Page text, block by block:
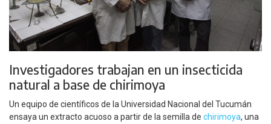
Investigadores trabajan en un insecticida
natural a base de chirimoya
Un equipo de científicos de la Universidad Nacional del Tucumán
ensaya un extracto acuoso a partir de la semilla de chirimoya, una